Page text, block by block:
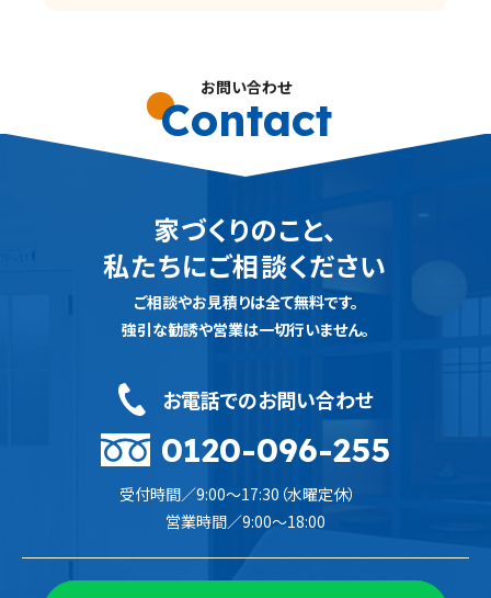
お問い合わせ
Contact
家づくりのこと、
私たちにご相談ください
ご相談やお見積りは全て無料です。
強引な勧誘や営業は一切行いません。
お電話でのお問い合わせ
0120-096-255
受付時間／9:00〜17:30（水曜定休）
営業時間／9:00〜18:00